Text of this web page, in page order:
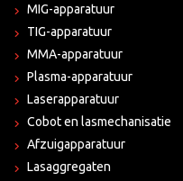
MIG-apparatuur
TIG-apparatuur
MMA-apparatuur
Plasma-apparatuur
Laserapparatuur
Cobot en lasmechanisatie
Afzuigapparatuur
Lasaggregaten